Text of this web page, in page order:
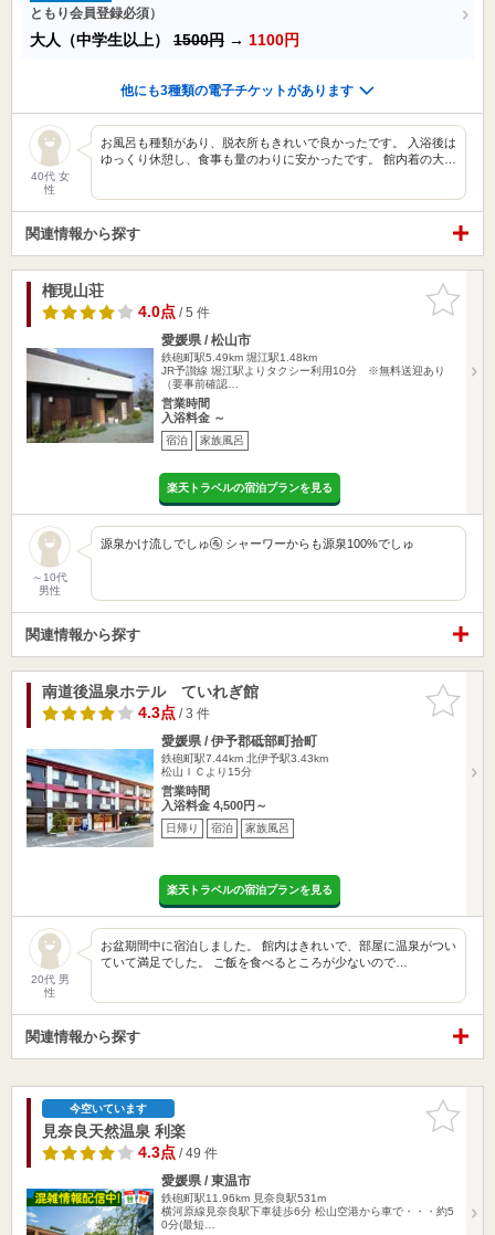
ともり会員登録必須）
大人（中学生以上） 1500円 → 1100円
他にも3種類の電子チケットがあります
40代 女
性
お風呂も種類があり、脱衣所もきれいで良かったです。 入浴後は
ゆっくり休憩し、食事も量のわりに安かったです。 館内着の大…
関連情報から探す
お気に入
りに追加
権現山荘
4.0点/ 5 件
愛媛県 / 松山市
鉄砲町駅5.49km 堀江駅1.48km
JR予讃線 堀江駅よりタクシー利用10分 ※無料送迎あり
（要事前確認…
営業時間
入浴料金 ～
宿泊 家族風呂
楽天トラベルの宿泊プランを見る
～10代
男性
源泉かけ流しでしゅ🚰 シャーワーからも源泉100%でしゅ
関連情報から探す
お気に入
りに追加
南道後温泉ホテル ていれぎ館
4.3点/ 3 件
愛媛県 / 伊予郡砥部町拾町
鉄砲町駅7.44km 北伊予駅3.43km
松山ＩＣより15分
営業時間
入浴料金 4,500円～
日帰り 宿泊 家族風呂
楽天トラベルの宿泊プランを見る
20代 男
性
お盆期間中に宿泊しました。 館内はきれいで、部屋に温泉がつい
ていて満足でした。 ご飯を食べるところが少ないので…
関連情報から探す
お気に入
りに追加
今空いています
見奈良天然温泉 利楽
4.3点/ 49 件
愛媛県 / 東温市
鉄砲町駅11.96km 見奈良駅531m
横河原線見奈良駅下車徒歩6分 松山空港から車で・・・約5
0分(最短…